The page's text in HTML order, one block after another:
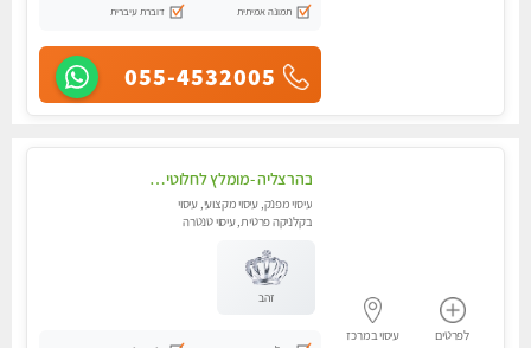
תמונה אמיתית
דוברת עיברית
055-4532005
לפרטים
עיסוי במרכז
בהרצליה -מומלץ לחלוטין! כל סוגי העיסויים מעסה מקצועית ואיכותית פרטי!! בנתניה
עיסוי מפנק, עיסוי מקצועי, עיסוי
בקלניקה פרטית, עיסוי טנטרה
זהב